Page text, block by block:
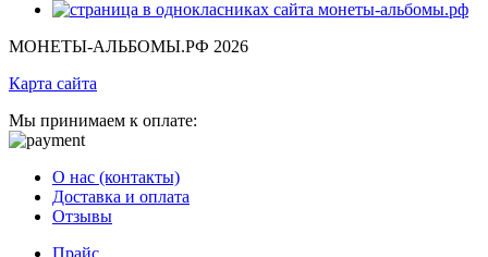
МОНЕТЫ-АЛЬБОМЫ.РФ 2026
Карта сайта
Мы принимаем к оплате:
О нас (контакты)
Доставка и оплата
Отзывы